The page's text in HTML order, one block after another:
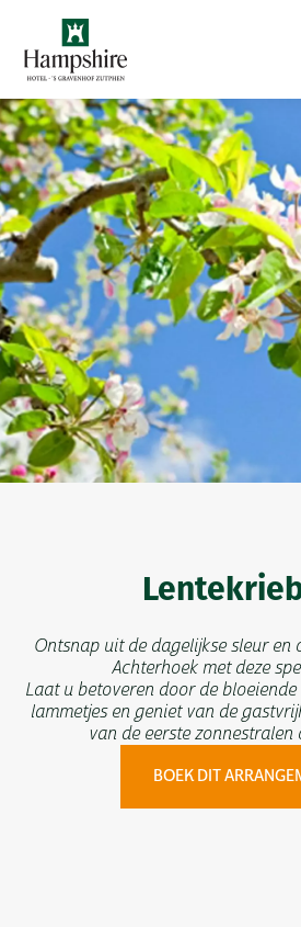
Ontsnap uit de dagelijkse sleur en
Achterhoek met deze
Laat u betoveren door de
lammetjes en geniet van de
van de eerste zonnestralen
BOEK DIT